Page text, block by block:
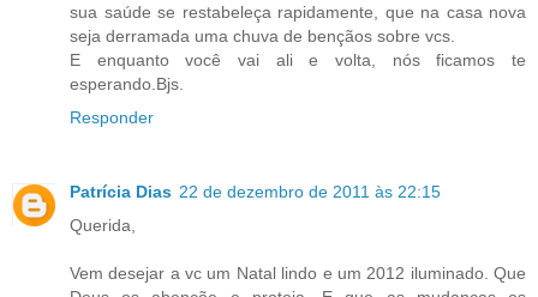
sua saúde se restabeleça rapidamente, que na casa nova
seja derramada uma chuva de bençãos sobre vcs.
E enquanto você vai ali e volta, nós ficamos te
esperando.Bjs.
Responder
Patrícia Dias 22 de dezembro de 2011 às 22:15
Querida,
Vem desejar a vc um Natal lindo e um 2012 iluminado. Que